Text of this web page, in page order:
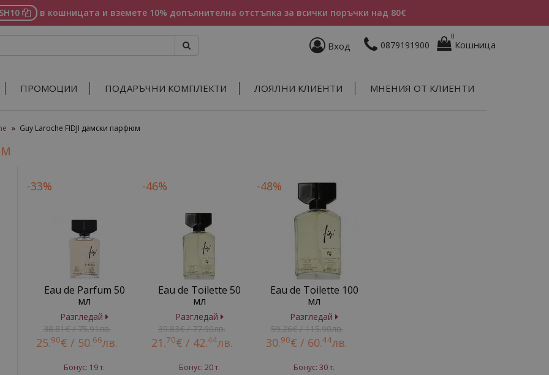
в кошницата и вземете 10% допълнителна отстъпка за всички поръчки над 80€
Вход 0879191900
0
Кошница
ПРОМОЦИИ ПОДАРЪЧНИ КОМПЛЕКТИ ЛОЯЛНИ КЛИЕНТИ МНЕНИЯ ОТ КЛИЕНТИ
» Guy Laroche FIDJI дамски парфюм
-33%
Eau de Parfum 50
мл
Разгледай
38.81€ / 75.91лв.
25.90€ / 50.66лв.
Бонус: 19 т.
-46%
Eau de Toilette 50
мл
Разгледай
39.83€ / 77.90лв.
21.70€ / 42.44лв.
Бонус: 20 т.
-48%
Eau de Toilette 100
мл
Разгледай
59.26€ / 115.90лв.
30.90€ / 60.44лв.
Бонус: 30 т.